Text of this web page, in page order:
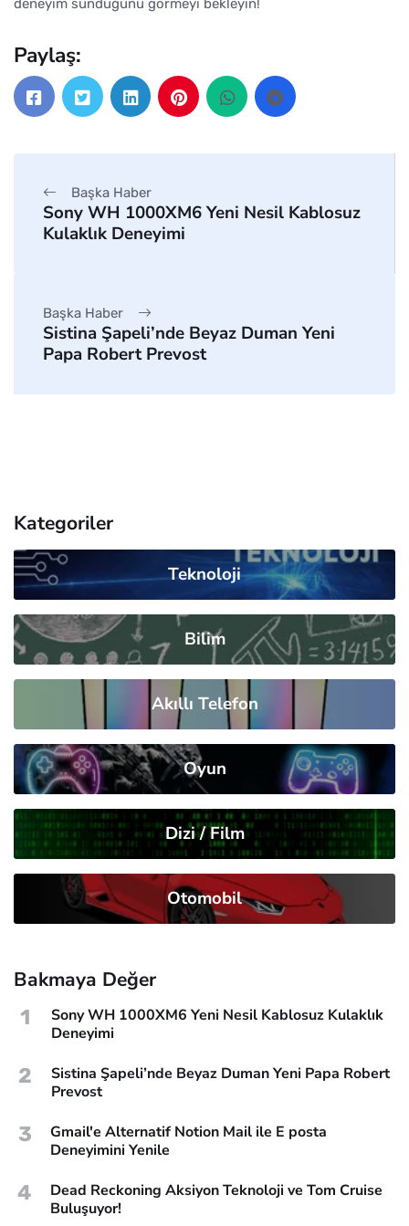
deneyim sunduğunu görmeyi bekleyin!
Paylaş:
Başka Haber
Sony WH 1000XM6 Yeni Nesil Kablosuz
Kulaklık Deneyimi
Başka Haber
Sistina Şapeli’nde Beyaz Duman Yeni
Papa Robert Prevost
Kategoriler
Teknoloji
Bilim
Akıllı Telefon
Oyun
Dizi / Film
Otomobil
Bakmaya Değer
1
Sony WH 1000XM6 Yeni Nesil Kablosuz Kulaklık
Deneyimi
2
Sistina Şapeli’nde Beyaz Duman Yeni Papa Robert
Prevost
3
Gmail'e Alternatif Notion Mail ile E posta
Deneyimini Yenile
4
Dead Reckoning Aksiyon Teknoloji ve Tom Cruise
Buluşuyor!